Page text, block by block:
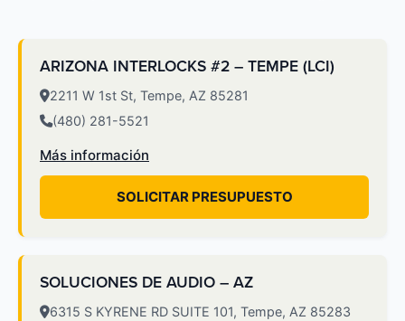
ARIZONA INTERLOCKS #2 – TEMPE (LCI)
2211 W 1st St, Tempe, AZ 85281
(480) 281-5521
Más información
SOLICITAR PRESUPUESTO
SOLUCIONES DE AUDIO – AZ
6315 S KYRENE RD SUITE 101, Tempe, AZ 85283